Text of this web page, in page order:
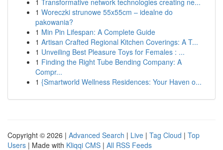
1 Transformative network technologies creating ne...
1 Woreczki strunowe 55x55cm – idealne do
pakowania?
1 Min Pin Lifespan: A Complete Guide
1 Artisan Crafted Regional Kitchen Coverings: A T...
1 Unveiling Best Pleasure Toys for Females : ...
1 Finding the Right Tube Bending Company: A
Compr...
1 {Smartworld Wellness Residences: Your Haven o...
Copyright © 2026 | Advanced Search | Live | Tag Cloud | Top
Users | Made with Kliqqi CMS | All RSS Feeds